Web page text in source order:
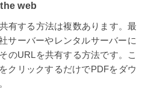
web
有する方法は複数あります。最
サーバーやレンタルサーバーに
のURLを共有する方法です。こ
クリックするだけでPDFをダウ